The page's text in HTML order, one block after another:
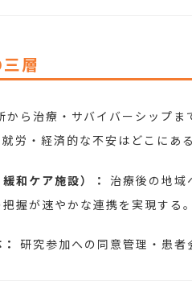
層
から治療・サバイバーシップ
労・経済的な不安はどこにあ
和ケア施設）：
治療後の地域
握が速やかな連携を実現する。
研究参加への同意管理・患者